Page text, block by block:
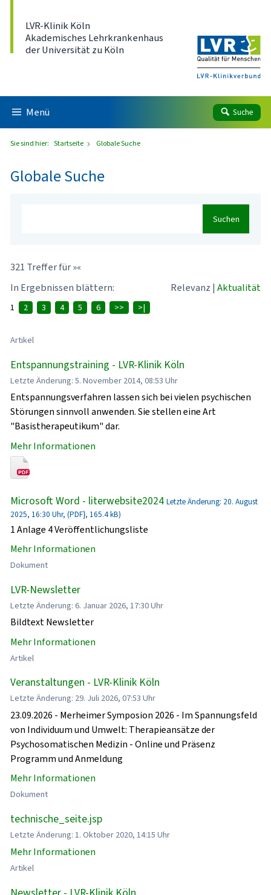
LVR-Klinik Köln
Akademisches Lehrkrankenhaus
der Universität zu Köln
Menü Suche
Sie sind hier: Startseite Globale Suche
Globale Suche
Suchen
321 Treffer für »«
In Ergebnissen blättern:
Relevanz | Aktualität
1 2 3 4 5 6 >> >|
Artikel
Entspannungstraining - LVR-Klinik Köln
Letzte Änderung: 5. November 2014, 08:53 Uhr
Entspannungsverfahren lassen sich bei vielen psychischen
Störungen sinnvoll anwenden. Sie stellen eine Art
"Basistherapeutikum" dar.
Mehr Informationen
Microsoft Word - literwebsite2024 Letzte Änderung: 20. August
2025, 16:30 Uhr, (PDF}, 165.4 kB)
1 Anlage 4 Veröffentlichungsliste
Mehr Informationen
Dokument
LVR-Newsletter
Letzte Änderung: 6. Januar 2026, 17:30 Uhr
Bildtext Newsletter
Mehr Informationen
Artikel
Veranstaltungen - LVR-Klinik Köln
Letzte Änderung: 29. Juli 2026, 07:53 Uhr
23.09.2026 - Merheimer Symposion 2026 - Im Spannungsfeld
von Individuum und Umwelt: Therapieansätze der
Psychosomatischen Medizin - Online und Präsenz
Programm und Anmeldung
Mehr Informationen
Dokument
technische_seite.jsp
Letzte Änderung: 1. Oktober 2020, 14:15 Uhr
Mehr Informationen
Artikel